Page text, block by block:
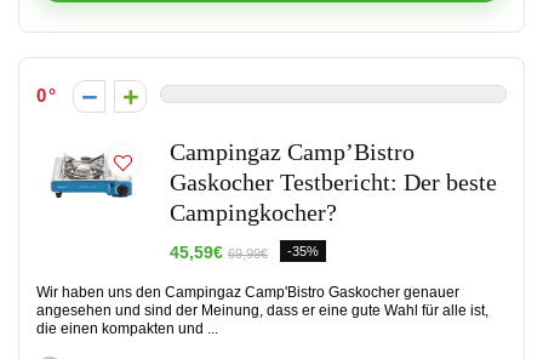
0
Campingaz Camp’Bistro
Gaskocher Testbericht: Der beste
Campingkocher?
45,59€ 69,99€ -35%
Wir haben uns den Campingaz Camp'Bistro Gaskocher genauer
angesehen und sind der Meinung, dass er eine gute Wahl für alle ist,
die einen kompakten und ...